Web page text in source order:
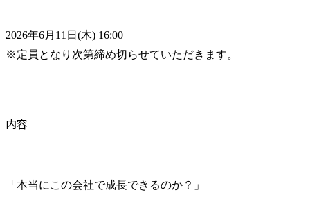
2026年6月11日(木) 16:00
※定員となり次第締め切らせていただきます。
内容
「本当にこの会社で成長できるのか？」